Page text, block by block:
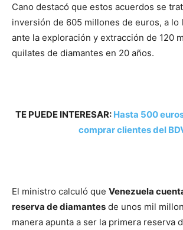
Cano destacó que estos acuerdos se
inversión de 605 millones de euros, a lo
ante la exploración y extracción de 120
quilates de diamantes en 20 años.
TE PUEDE INTERESAR:Hasta 500
comprar clientes del
El ministro calculó que Venezuela
reserva de diamantes de unos mil
manera apunta a ser la primera reserva